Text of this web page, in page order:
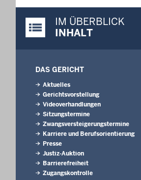
Justiz-Portal im Überblick:
IM ÜBERBLICK
INHALT
DAS GERICHT
Aktuelles
Gerichtsvorstellung
Videoverhandlungen
Sitzungstermine
Zwangsversteigerungstermine
Karriere und Berufsorientierung
Presse
Justiz-Auktion
Barrierefreiheit
Zugangskontrolle